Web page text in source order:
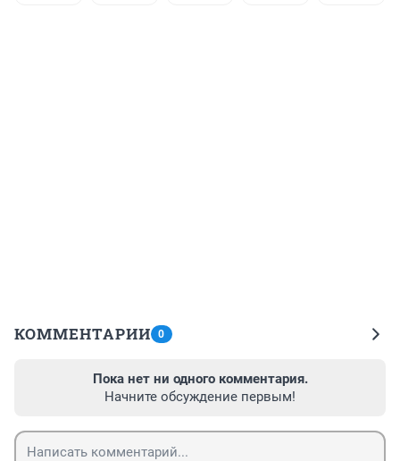
КОММЕНТАРИИ 0
Пока нет ни одного комментария.
Начните обсуждение первым!